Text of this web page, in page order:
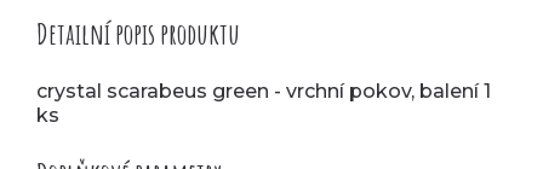
Detailní popis produktu
crystal scarabeus green - vrchní pokov, balení 1
ks